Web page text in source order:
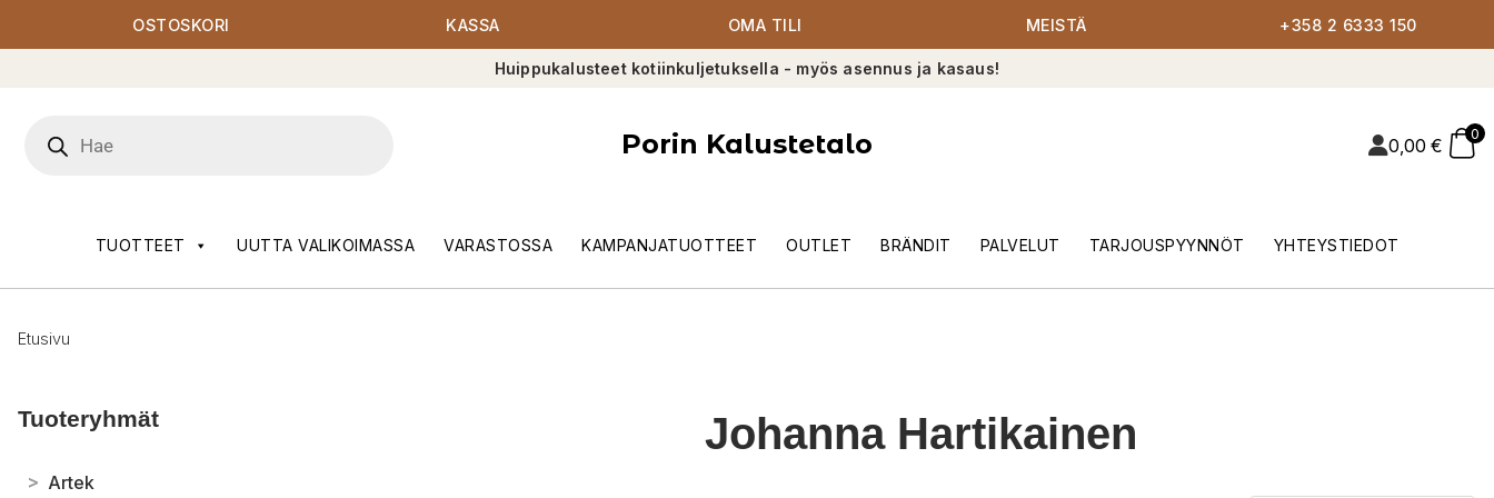
OSTOSKORI KASSA OMA TILI MEISTÄ +358 2 6333 150
Huippukalusteet kotiinkuljetuksella - myös asennus ja kasaus!
search
Porin Kalustetalo 0,00 €
0
TUOTTEET UUTTA VALIKOIMASSA VARASTOSSA KAMPANJATUOTTEET OUTLET BRÄNDIT PALVELUT TARJOUSPYYNNÖT YHTEYSTIEDOT
Etusivu
Tuoteryhmät
> Artek
Johanna Hartikainen